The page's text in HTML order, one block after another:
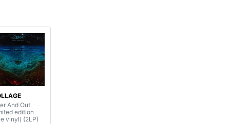
And Out
edition
vinyl) (2LP)